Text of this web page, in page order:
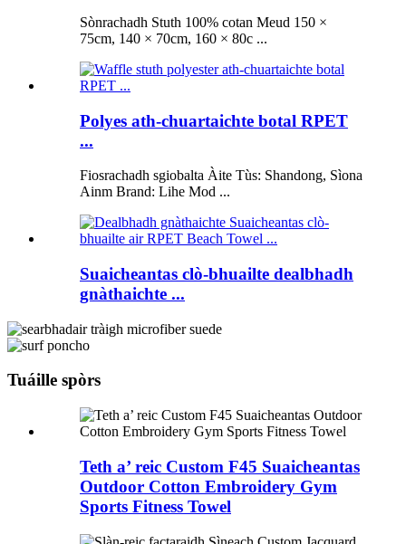
Sònrachadh Stuth 100% cotan Meud 150 ×
75cm, 140 × 70cm, 160 × 80c ...
Polyes ath-chuartaichte botal RPET
...
Fiosrachadh sgiobalta Àite Tùs: Shandong, Sìona
Ainm Brand: Lihe Mod ...
Suaicheantas clò-bhuailte dealbhadh
gnàthaichte ...
Tuáille spòrs
Teth a’ reic Custom F45 Suaicheantas
Outdoor Cotton Embroidery Gym
Sports Fitness Towel